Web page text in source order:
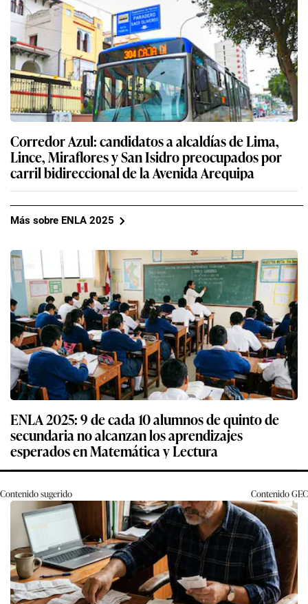
Corredor Azul: candidatos a alcaldías de Lima,
Lince, Miraflores y San Isidro preocupados por
carril bidireccional de la Avenida Arequipa
Más sobre ENLA 2025
ENLA 2025: 9 de cada 10 alumnos de quinto de
secundaria no alcanzan los aprendizajes
esperados en Matemática y Lectura
Contenido sugerido ContenidoGEC